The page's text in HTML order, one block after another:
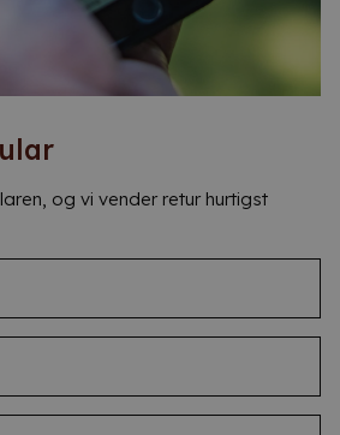
og vi vender retur hurtigst